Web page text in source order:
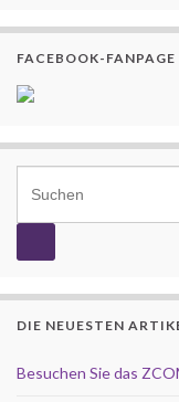
FACEBOOK-FANPAGE
DIE NEUESTEN
Besuchen Sie das